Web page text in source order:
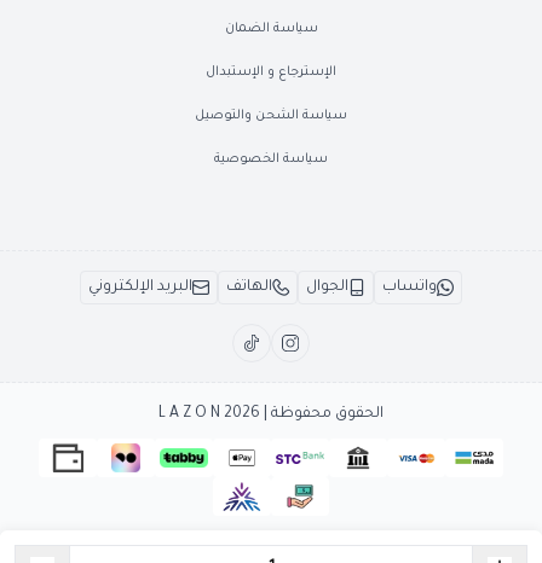
سياسة الضمان
الإسترجاع و الإستبدال
سياسة الشحن والتوصيل
سياسة الخصوصية
واتساب الجوال الهاتف البريد الإلكتروني
الحقوق محفوظة | 2026 L A Z O N